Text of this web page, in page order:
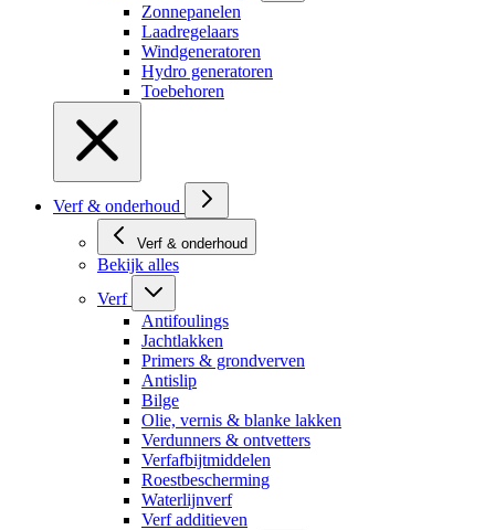
Zonnepanelen
Laadregelaars
Windgeneratoren
Hydro generatoren
Toebehoren
Verf & onderhoud
Verf & onderhoud
Bekijk alles
Verf
Antifoulings
Jachtlakken
Primers & grondverven
Antislip
Bilge
Olie, vernis & blanke lakken
Verdunners & ontvetters
Verfafbijtmiddelen
Roestbescherming
Waterlijnverf
Verf additieven